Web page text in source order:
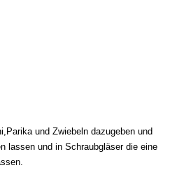
und Zwiebeln dazugeben und
lassen und in Schraubgläser die eine